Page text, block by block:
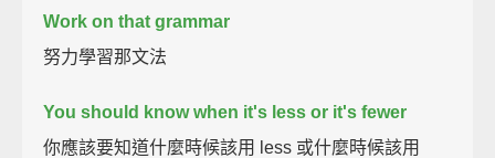
Work on that grammar
努力學習那文法
You should know when it's less or it's fewer
你應該要知道什麼時候該用 less 或什麼時候該用